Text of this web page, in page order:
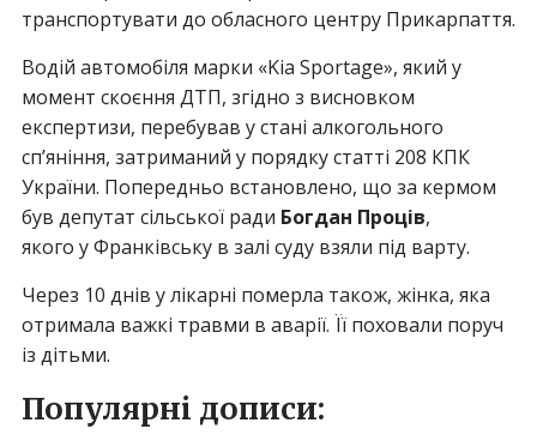
транспортувати до обласного центру Прикарпаття.
Водій автомобіля марки «Kia Sportage», який у
момент скоєння ДТП, згідно з висновком
експертизи, перебував у стані алкогольного
сп’яніння, затриманий у порядку статті 208 КПК
України. Попередньо встановлено, що за кермом
був депутат сільської ради Богдан Проців,
якого у Франківську в залі суду взяли під варту.
Через 10 днів у лікарні померла також, жінка, яка
отримала важкі травми в аварії. Її поховали поруч
із дітьми.
Популярні дописи: